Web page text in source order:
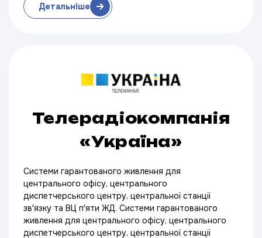
Детальніше
Телерадіокомпанія
«Україна»
Системи гарантованого живлення для
центрального офісу, центрального
диспетчерського центру, центральної станції
зв'язку та ВЦ п'яти ЖД. Системи гарантованого
живлення для центрального офісу, центрального
диспетчерського центру, центральної станції